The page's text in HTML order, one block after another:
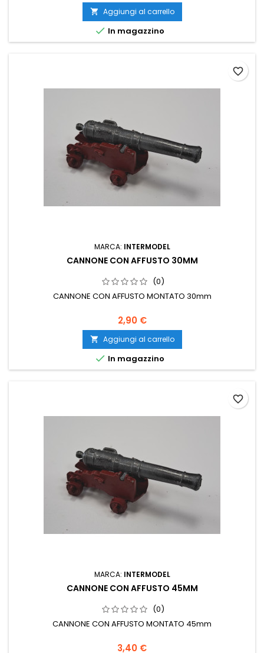
 Aggiungi al carrello
 In magazzino
MARCA: INTERMODEL
CANNONE CON AFFUSTO 30MM
(0)
CANNONE CON AFFUSTO MONTATO 30mm
2,90 €
 Aggiungi al carrello
 In magazzino
favorite_border
MARCA: INTERMODEL
CANNONE CON AFFUSTO 45MM
(0)
CANNONE CON AFFUSTO MONTATO 45mm
3,40 €
favorite_border